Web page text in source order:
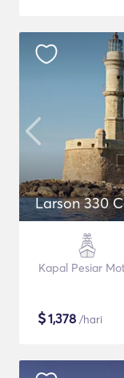
Larson 330
Kapal Pesiar
$1,378 /hari